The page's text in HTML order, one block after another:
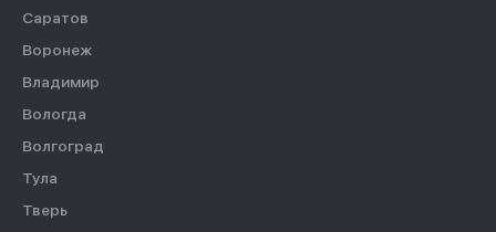
Саратов
Воронеж
Владимир
Вологда
Волгоград
Тула
Тверь